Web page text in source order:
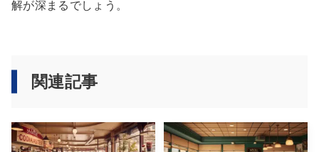
解が深まるでしょう。
関連記事